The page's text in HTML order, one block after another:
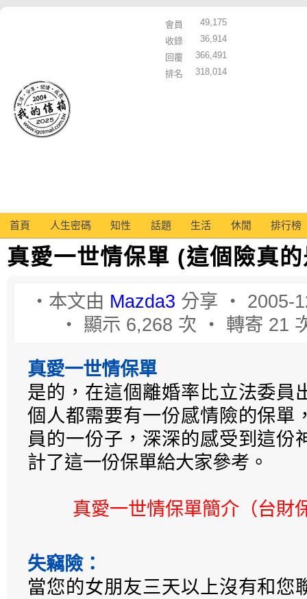
會員
49,175
收錄
36,914
回覆
366,491
排名
318,014
首頁 人生密碼 知性 話題 生活 休閒 排行榜
真愛一世情保單 (這個險真
‧本文由 Mazda3 分享 ‧ 2005-
‧ 顯示 6,268 次 ‧ 轉寄 21
真愛一世情保單
是的，在這個離婚率比立法委員
個人都需要有一份感情險的保單
員的一份子，深深的感受到這份
計了這一份保單給大家參考。
真愛一世情保單簡介（台財
失竊險：
當您的女朋友三天以上沒有和您